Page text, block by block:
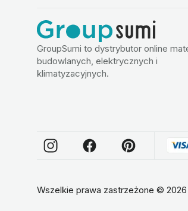
GroupSumi to dystrybutor online
budowlanych, elektrycznych i
klimatyzacyjnych.
Wszelkie prawa zastrzeżone © 2026